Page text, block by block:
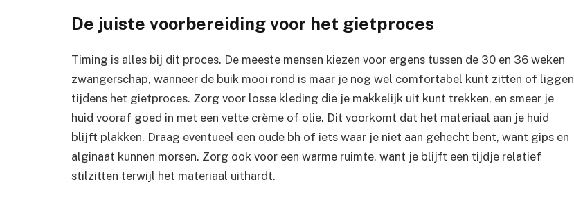
De juiste voorbereiding voor het gietproces
Timing is alles bij dit proces. De meeste mensen kiezen voor ergens tussen de 30 en 36 weken
zwangerschap, wanneer de buik mooi rond is maar je nog wel comfortabel kunt zitten of liggen
tijdens het gietproces. Zorg voor losse kleding die je makkelijk uit kunt trekken, en smeer je
huid vooraf goed in met een vette crème of olie. Dit voorkomt dat het materiaal aan je huid
blijft plakken. Draag eventueel een oude bh of iets waar je niet aan gehecht bent, want gips en
alginaat kunnen morsen. Zorg ook voor een warme ruimte, want je blijft een tijdje relatief
stilzitten terwijl het materiaal uithardt.